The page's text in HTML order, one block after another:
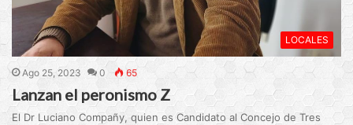
LOCALES
Ago 25, 2023 0 65
Lanzan el peronismo Z
El Dr Luciano Compañy, quien es Candidato al Concejo de Tres